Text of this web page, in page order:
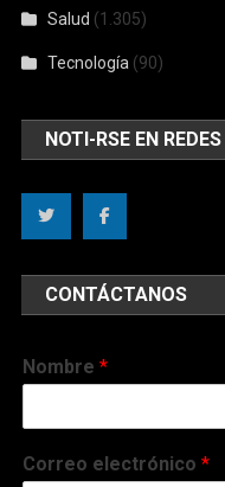
Salud (1.305)
Tecnología (90)
NOTI-RSE EN
CONTÁCTANOS
Nombre*
Correo electrónico*